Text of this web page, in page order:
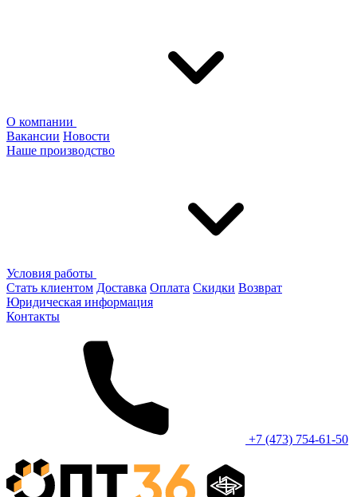
О компании
Вакансии Новости
Наше производство
Условия работы
Стать клиентом Доставка Оплата Скидки Возврат
Юридическая информация
Контакты
+7 (473) 754-61-50